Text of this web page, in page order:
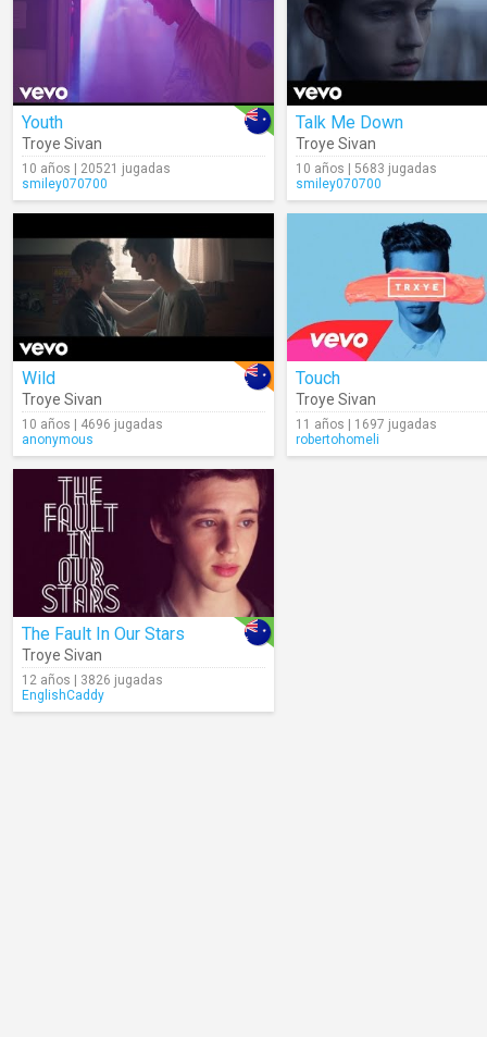
Youth
Troye Sivan
10 años | 20521 jugadas
smiley070700
Talk Me Down
Troye Sivan
10 años | 5683 jugadas
smiley070700
Wild
Troye Sivan
10 años | 4696 jugadas
anonymous
Touch
Troye Sivan
11 años | 1697 jugadas
robertohomeli
The Fault In Our Stars
Troye Sivan
12 años | 3826 jugadas
EnglishCaddy